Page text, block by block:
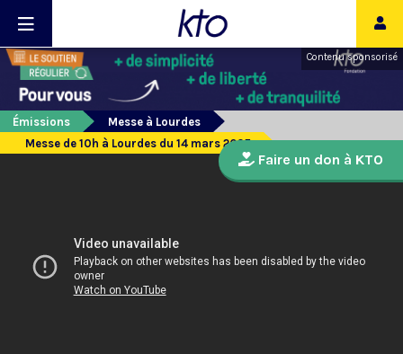
Contenu sponsorisé
Émissions
Messe à Lourdes
Messe de 10h à Lourdes du 14 mars 2025
Faire un don à KTO